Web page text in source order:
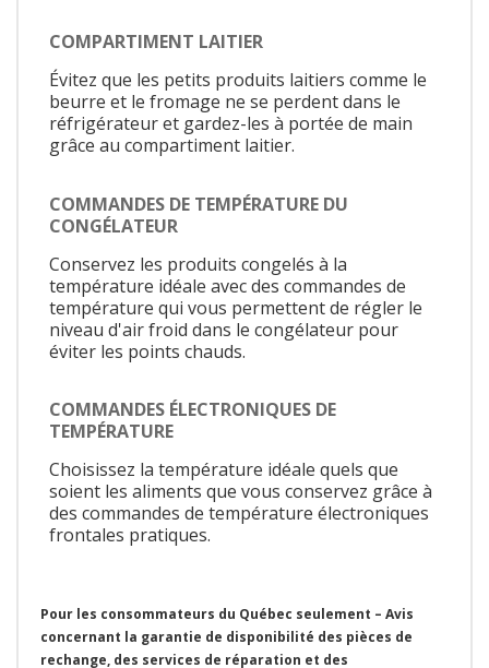
COMPARTIMENT LAITIER
Évitez que les petits produits laitiers comme le
beurre et le fromage ne se perdent dans le
réfrigérateur et gardez-les à portée de main
grâce au compartiment laitier.
COMMANDES DE TEMPÉRATURE DU
CONGÉLATEUR
Conservez les produits congelés à la
température idéale avec des commandes de
température qui vous permettent de régler le
niveau d'air froid dans le congélateur pour
éviter les points chauds.
COMMANDES ÉLECTRONIQUES DE
TEMPÉRATURE
Choisissez la température idéale quels que
soient les aliments que vous conservez grâce à
des commandes de température électroniques
frontales pratiques.
Pour les consommateurs du Québec seulement – Avis
concernant la garantie de disponibilité des pièces de
rechange, des services de réparation et des